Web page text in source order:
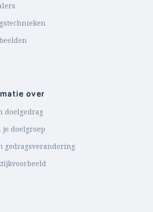
over
doelgedrag
doelgroep
gedragsverandering